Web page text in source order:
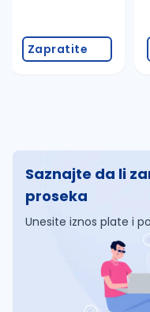
Zapratite
Saznajte da li
proseka
Unesite iznos plate i